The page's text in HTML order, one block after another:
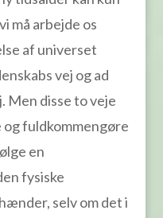
må arbejde os
af universet
vej og ad
Men disse to veje
og fuldkommengøre
en
fysiske
selv om det i